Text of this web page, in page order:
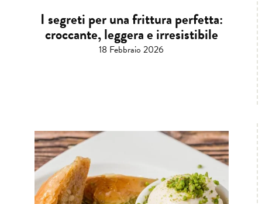
I segreti per una frittura perfetta:
croccante, leggera e irresistibile
18 Febbraio 2026